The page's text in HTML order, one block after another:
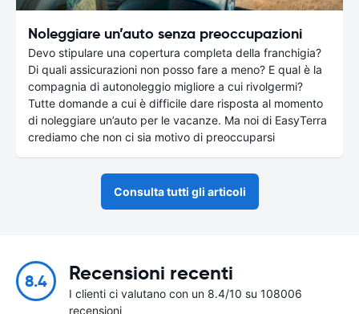
Noleggiare un’auto senza preoccupazioni
Devo stipulare una copertura completa della franchigia?
Di quali assicurazioni non posso fare a meno? E qual è la
compagnia di autonoleggio migliore a cui rivolgermi?
Tutte domande a cui è difficile dare risposta al momento
di noleggiare un’auto per le vacanze. Ma noi di EasyTerra
crediamo che non ci sia motivo di preoccuparsi
Consulta tutti gli articoli
8.4 Recensioni recenti
I clienti ci valutano con un 8.4/10 su 108006
recensioni